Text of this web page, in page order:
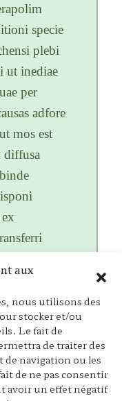
aux
nous utilisons des
stocker et/ou
Le fait de
de traiter des
de navigation ou les
de ne pas consentir
avoir un effet négatif
specie
plebi
ut inediae
per
adfore
mos est
rectore
sit, ex